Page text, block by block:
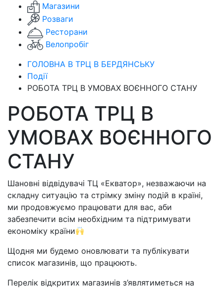
Магазини
Розваги
Ресторани
Велопробіг
ГОЛОВНА В ТРЦ В БЕРДЯНСЬКУ
Події
РОБОТА ТРЦ В УМОВАХ ВОЄННОГО СТАНУ
РОБОТА ТРЦ В
УМОВАХ ВОЄННОГО
СТАНУ
Шановні відвідувачі ТЦ «Екватор», незважаючи на
складну ситуацію та стрімку зміну подій в країні,
ми продовжуємо працювати для вас, аби
забезпечити всім необхідним та підтримувати
економіку країни
Щодня ми будемо оновлювати та публікувати
список магазинів, що працюють.
Перелік відкритих магазинів з’являтиметься на